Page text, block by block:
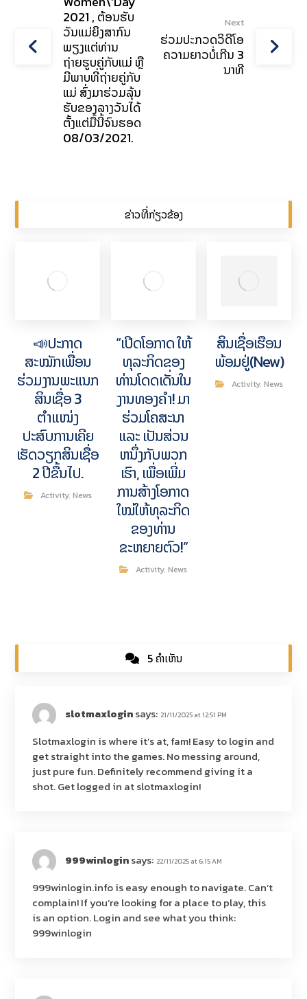
2021 , ຕ້ອນຮັບ
ວັນແມ່ຍິງສາກົນ
ພຽງແຕ່ທ່ານ
ຖ່າຍຮູບຄູ່ກັບແມ່ ຫຼື
ມີພາບທີ່ຖ່າຍຄູ່ກັບ
ແມ່ ສົ່ງມາຮ່ວມລຸ້ນ
ຮັບຂອງລາງວັນໄດ້
ຕັ້ງແຕ່ມື້ນີ້ຈົນຮອດ
08/03/2021.
Next
ຮ່ວມປະກວດວິດີໂອ
ຄວາມຍາວບໍ່ເກີນ 3
ນາທີ
ຂ່າວທີ່ກ່ຽວຂ້ອງ
📣ປະກາດ
ສະໝັກເພື່ອນ
ຮ່ວມງານພະແນກ
ສິນເຊື່ອ 3
ຕຳແໜ່ງ
ປະສົບການເຄີຍ
ເຮັດວຽກສິນເຊື່ອ
2 ປີຂື້ນໄປ.
Activity, News
“ເປີດໂອກາດ ໃຫ້
ທຸລະກິດຂອງ
ທ່ານໂດດເດັ່ນໃນ
ງານທອງຄໍາ! ມາ
ຮ່ວມໂຄສະນາ
ແລະ ເປັນສ່ວນ
ຫນຶ່ງກັບພວກ
ເຮົາ, ເພື່ອເພີ່ມ
ການສ້າງໂອກາດ
ໃໝ່ໃຫ້ທຸລະກິດ
ຂອງທ່ານ
ຂະຫຍາຍຕົວ!”
Activity,News
ສິນເຊື່ອເຮືອນ
ພ້ອມຢູ່(New)
Activity,News
5 ຄຳເຫັນ
slotmaxloginsays: 21/11/2025 at 12:51 PM
Slotmaxlogin is where it’s at, fam! Easy to login and
get straight into the games. No messing around,
just pure fun. Definitely recommend giving it a
shot. Get logged in atslotmaxlogin!
999winloginsays: 22/11/2025 at 6:15 AM
999winlogin.info is easy enough to navigate. Can’t
complain! If you’re looking for a place to play, this
is an option. Login and see what you think:
999winlogin